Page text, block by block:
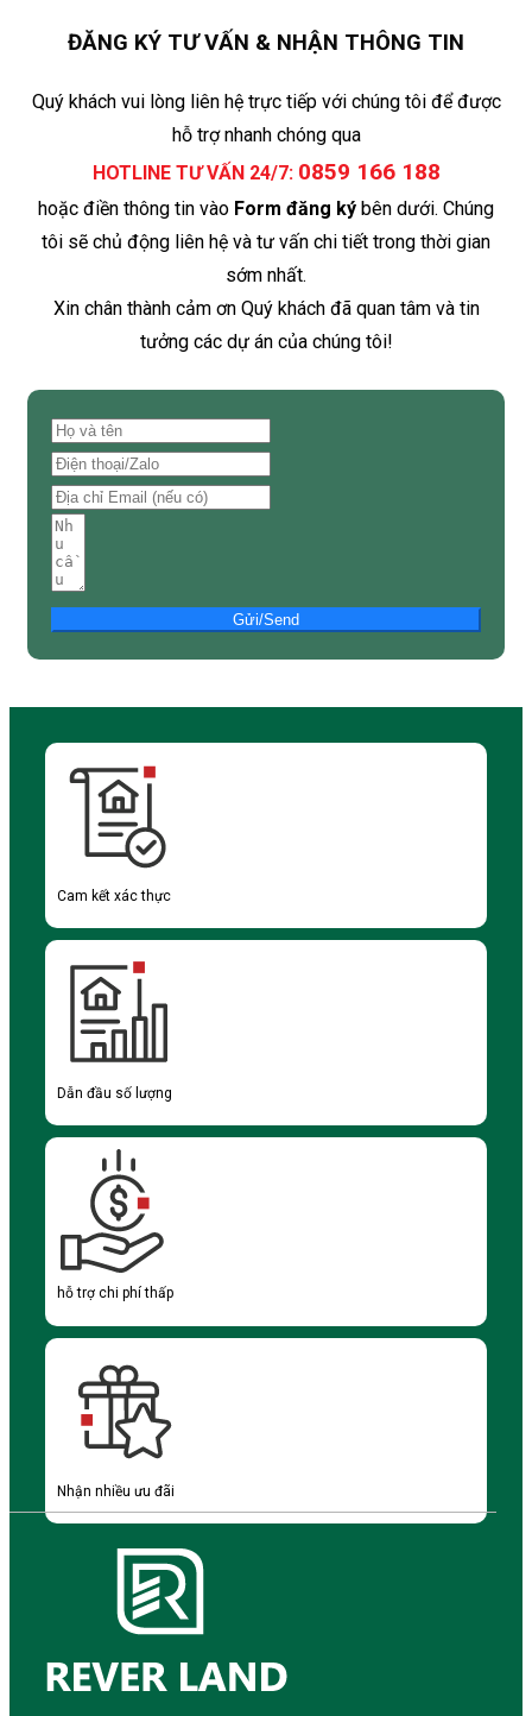
ĐĂNG KÝ TƯ VẤN & NHẬN THÔNG TIN
Quý khách vui lòng liên hệ trực tiếp với chúng tôi để được
hỗ trợ nhanh chóng qua
HOTLINE TƯ VẤN 24/7: 0859 166 188
hoặc điền thông tin vào Form đăng ký bên dưới. Chúng
tôi sẽ chủ động liên hệ và tư vấn chi tiết trong thời gian
sớm nhất.
Xin chân thành cảm ơn Quý khách đã quan tâm và tin
tưởng các dự án của chúng tôi!
Gửi/Send
Cam kết xác thực
Dẫn đầu số lượng
hỗ trợ chi phí thấp
Nhận nhiều ưu đãi